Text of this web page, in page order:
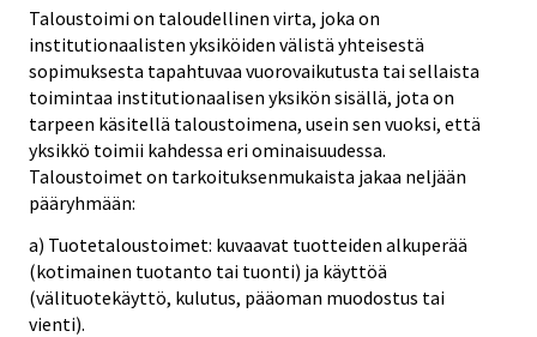
Taloustoimi on taloudellinen virta, joka on
institutionaalisten yksiköiden välistä yhteisestä
sopimuksesta tapahtuvaa vuorovaikutusta tai sellaista
toimintaa institutionaalisen yksikön sisällä, jota on
tarpeen käsitellä taloustoimena, usein sen vuoksi, että
yksikkö toimii kahdessa eri ominaisuudessa.
Taloustoimet on tarkoituksenmukaista jakaa neljään
pääryhmään:
a) Tuotetaloustoimet: kuvaavat tuotteiden alkuperää
(kotimainen tuotanto tai tuonti) ja käyttöä
(välituotekäyttö, kulutus, pääoman muodostus tai
vienti).